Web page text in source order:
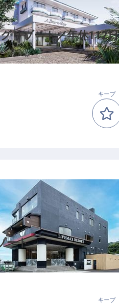
リゾート／年休112日
キープ
ート
キープ